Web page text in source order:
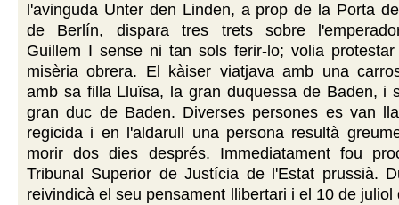
l'avinguda Unter den Linden, a prop de la Porta
de Berlín, dispara tres trets sobre
Guillem I sense ni tan sols ferir-lo; volia
misèria obrera. El kàiser viatjava amb una
amb sa filla Lluïsa, la gran duquessa de Baden, i
gran duc de Baden. Diverses persones es van
regicida i en l'aldarull una persona resultà
morir dos dies després. Immediatament fou
Tribunal Superior de Justícia de l'Estat prussià.
reivindicà el seu pensament llibertari i el 10 de